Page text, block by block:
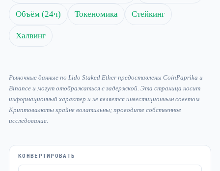
Объём (24ч) Токеномика Стейкинг
Халвинг
Рыночные данные по Lido Staked Ether предоставлены CoinPaprika и
Binance и могут отображаться с задержкой. Эта страница носит
информационный характер и не является инвестиционным советом.
Криптовалюты крайне волатильны; проводите собственное
исследование.
КОНВЕРТИРОВАТЬ